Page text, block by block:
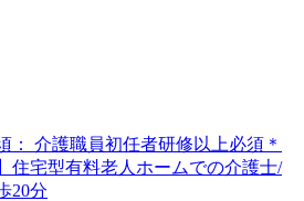
： 介護職員初任者研修以上必須＊
宅型有料老人ホームでの介護士/
20分